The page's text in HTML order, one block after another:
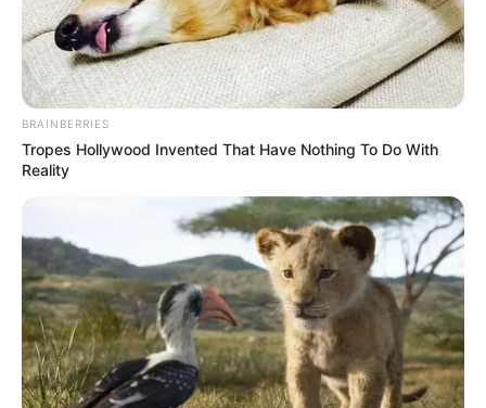
BRAINBERRIES
Tropes Hollywood Invented That Have Nothing To Do With
Reality